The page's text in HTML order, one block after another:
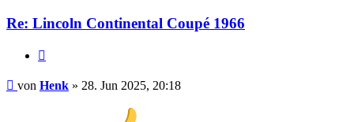
Re: Lincoln Continental Coupé 1966
Beitrag
von Henk » 28. Jun 2025, 20:18